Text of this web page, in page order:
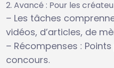
Avancé : Pour les
– Les tâches
vidéos, d’articles, de
– Récompenses :
concours.